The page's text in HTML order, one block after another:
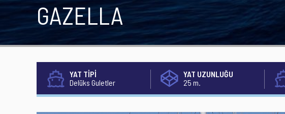
GAZELLA
YAT TİPİ
Delüks Guletler
YAT UZUNLUĞU
25 m.